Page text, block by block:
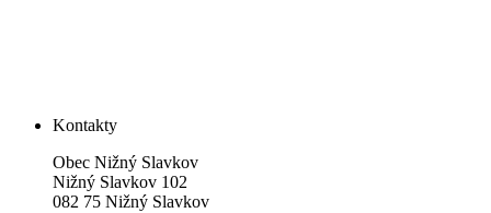
Kontakty
Obec Nižný Slavkov
Nižný Slavkov 102
082 75 Nižný Slavkov